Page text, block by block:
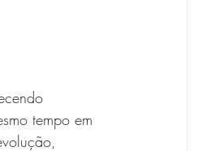
tempo em